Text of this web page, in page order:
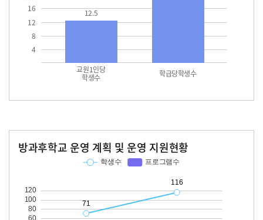
4
8
12
16
교원1인당
학생수 학급당학생수
12.5
방과후학교 운영 계획 및 운영 지원현황